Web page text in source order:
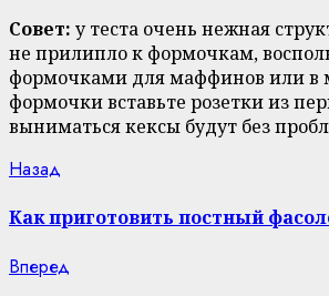
Совет: у теста очень нежная
не прилипло к формочкам,
формочками для маффинов или в
формочки вставьте розетки из
выниматься кексы будут без
Continue
Reading
Назад
Как приготовить постный
Вперед